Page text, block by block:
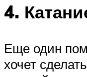
4.
Еще один
хочет